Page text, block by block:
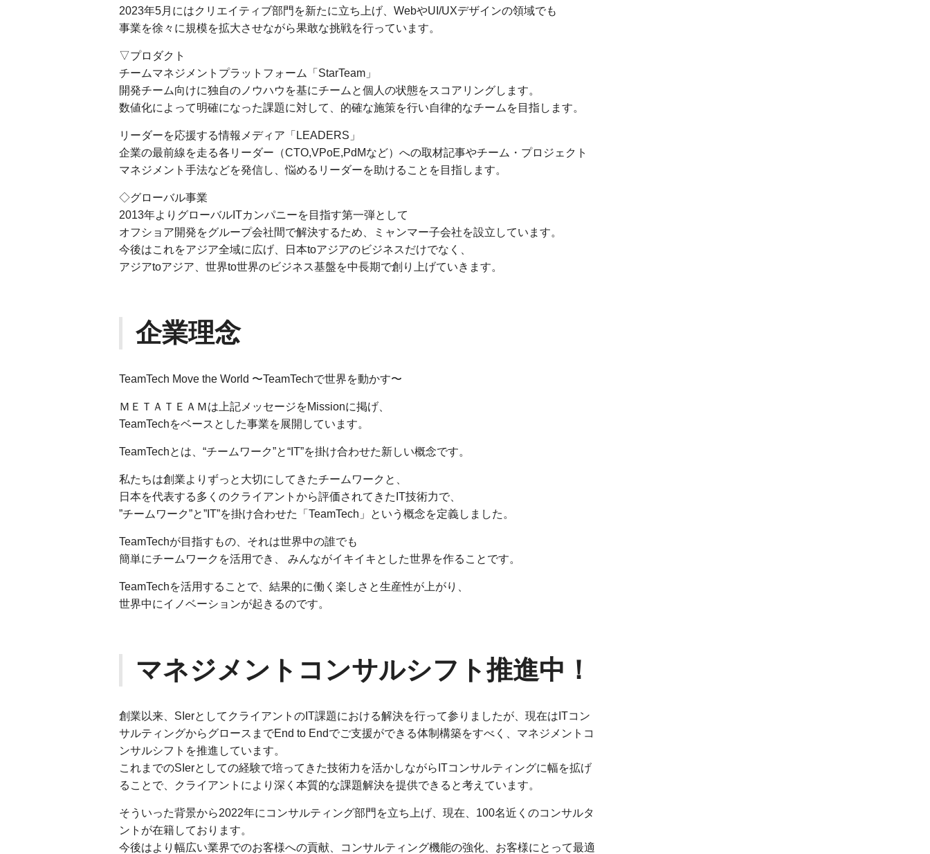
2023年5月にはクリエイティブ部門を新たに立ち上げ、WebやUI/UXデザインの領域でも
事業を徐々に規模を拡大させながら果敢な挑戦を行っています。
▽プロダクト
チームマネジメントプラットフォーム「StarTeam」
開発チーム向けに独自のノウハウを基にチームと個人の状態をスコアリングします。
数値化によって明確になった課題に対して、的確な施策を行い自律的なチームを目指します。
リーダーを応援する情報メディア「LEADERS」
企業の最前線を走る各リーダー（CTO,VPoE,PdMなど）への取材記事やチーム・プロジェクト
マネジメント手法などを発信し、悩めるリーダーを助けることを目指します。
◇グローバル事業
2013年よりグローバルITカンパニーを目指す第一弾として
オフショア開発をグループ会社間で解決するため、ミャンマー子会社を設立しています。
今後はこれをアジア全域に広げ、日本toアジアのビジネスだけでなく、
アジアtoアジア、世界to世界のビジネス基盤を中長期で創り上げていきます。
企業理念
TeamTech Move the World 〜TeamTechで世界を動かす〜
ＭＥＴＡＴＥＡＭは上記メッセージをMissionに掲げ、
TeamTechをベースとした事業を展開しています。
TeamTechとは、“チームワーク”と“IT”を掛け合わせた新しい概念です。
私たちは創業よりずっと大切にしてきたチームワークと、
日本を代表する多くのクライアントから評価されてきたIT技術力で、
”チームワーク”と”IT”を掛け合わせた「TeamTech」という概念を定義しました。
TeamTechが目指すもの、それは世界中の誰でも
簡単にチームワークを活用でき、 みんながイキイキとした世界を作ることです。
TeamTechを活用することで、結果的に働く楽しさと生産性が上がり、
世界中にイノベーションが起きるのです。
マネジメントコンサルシフト推進中！
創業以来、SIerとしてクライアントのIT課題における解決を行って参りましたが、現在はITコン
サルティングからグロースまでEnd to Endでご支援ができる体制構築をすべく、マネジメントコ
ンサルシフトを推進しています。
これまでのSIerとしての経験で培ってきた技術力を活かしながらITコンサルティングに幅を拡げ
ることで、クライアントにより深く本質的な課題解決を提供できると考えています。
そういった背景から2022年にコンサルティング部門を立ち上げ、現在、100名近くのコンサルタ
ントが在籍しております。
今後はより幅広い業界でのお客様への貢献、コンサルティング機能の強化、お客様にとって最適